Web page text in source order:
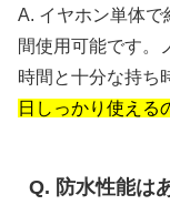
A. イヤホン単体
間使用可能です。
時間と十分な持ち
日しっかり使える
Q. 防水性能は